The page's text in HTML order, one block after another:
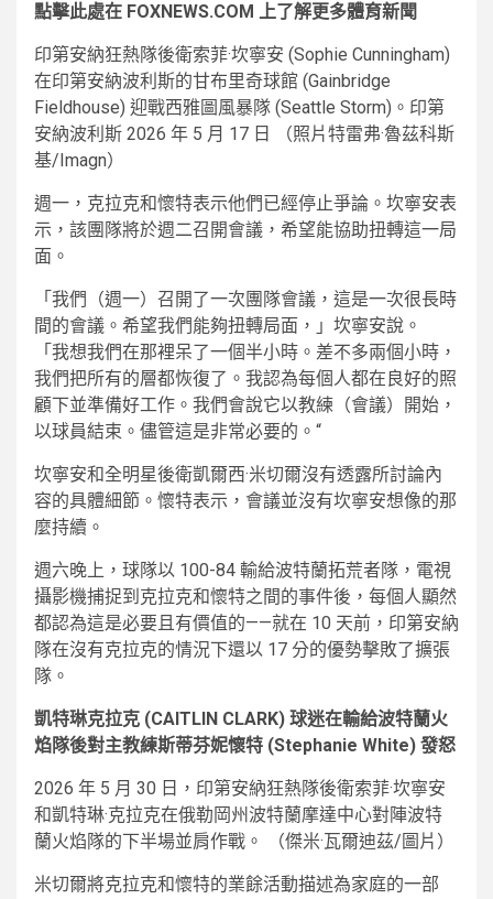
點擊此處在 FOXNEWS.COM 上了解更多體育新聞
印第安納狂熱隊後衛索菲·坎寧安 (Sophie Cunningham)
在印第安納波利斯的甘布里奇球館 (Gainbridge
Fieldhouse) 迎戰西雅圖風暴隊 (Seattle Storm)。印第
安納波利斯 2026 年 5 月 17 日
（照片特雷弗·魯茲科斯
基/Imagn）
週一，克拉克和懷特表示他們已經停止爭論。坎寧安表
示，該團隊將於週二召開會議，希望能協助扭轉這一局
面。
「我們（週一）召開了一次團隊會議，這是一次很長時
間的會議。希望我們能夠扭轉局面，」坎寧安說。
「我想我們在那裡呆了一個半小時​​。差不多兩個小時，
我們把所有的層都恢復了。我認為每個人都在良好的照
顧下並準備好工作。我們會說它以教練（會議）開始，
以球員結束。儘管這是非常必要的。“
坎寧安和全明星後衛凱爾西·米切爾沒有透露所討論內
容的具體細節。懷特表示，會議並沒有坎寧安想像的那
麼持續。
週六晚上，球隊以 100-84 輸給波特蘭拓荒者隊，電視
攝影機捕捉到克拉克和懷特之間的事件後，每個人顯然
都認為這是必要且有價值的——就在 10 天前，印第安納
隊在沒有克拉克的情況下還以 17 分的優勢擊敗了擴張
隊。
凱特琳克拉克 (CAITLIN CLARK) 球迷在輸給波特蘭火
焰隊後對主教練斯蒂芬妮懷特 (Stephanie White) 發怒
2026 年 5 月 30 日，印第安納狂熱隊後衛索菲·坎寧安
和凱特琳·克拉克在俄勒岡州波特蘭摩達中心對陣波特
蘭火焰隊的下半場並肩作戰。
（傑米·瓦爾迪茲/圖片）
米切爾將克拉克和懷特的業餘活動描述為家庭的一部